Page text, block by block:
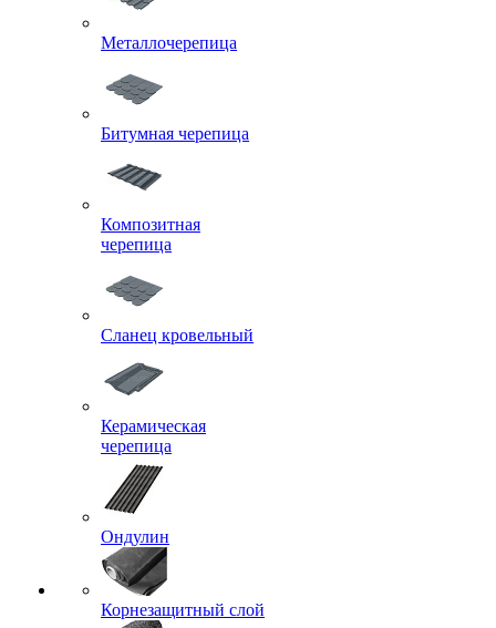
Металлочерепица
Битумная черепица
Композитная
черепица
Сланец кровельный
Керамическая
черепица
Ондулин
Корнезащитный слой